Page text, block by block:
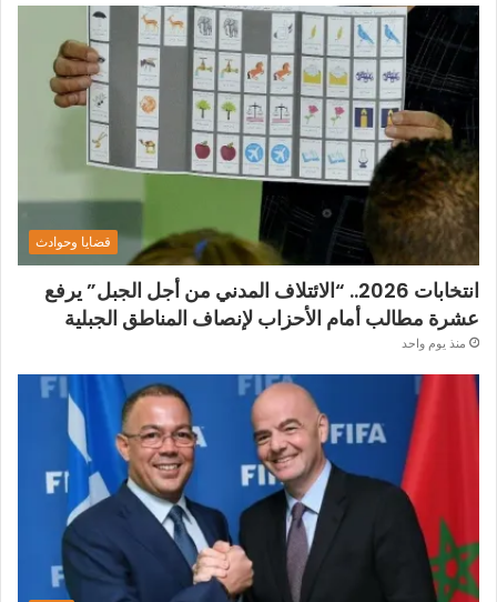
قضايا وحوادث
انتخابات 2026.. “الائتلاف المدني من أجل الجبل” يرفع
عشرة مطالب أمام الأحزاب لإنصاف المناطق الجبلية
منذ يوم واحد